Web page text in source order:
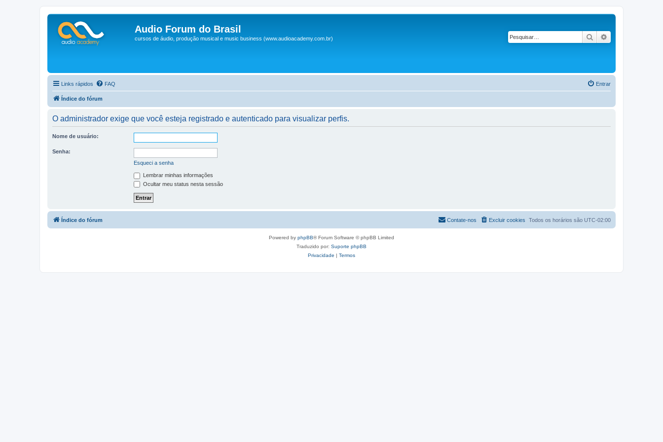
Audio Forum do Brasil
cursos de áudio, produção musical e music business (www.audioacademy.com.br) Pesquisar
Links rápidos FAQ Entrar
Índice do fórum
O administrador exige que você esteja registrado e autenticado para visualizar perfis.
Nome de usuário:
Senha:
Esqueci a senha
Lembrar minhas informações
Ocultar meu status nesta sessão
Índice do fórum Todos os horários são UTC-02:00
Excluir cookies
Contate-nos
Powered by phpBB® Forum Software © phpBB Limited
Traduzido por: Suporte phpBB
Privacidade | Termos